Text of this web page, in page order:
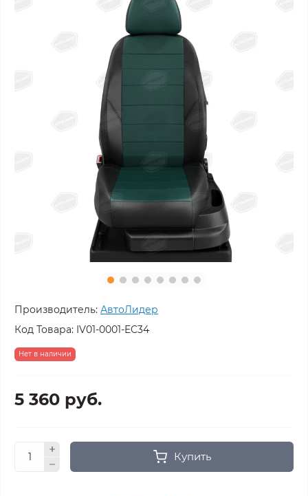
Производитель: АвтоЛидер
Код Товара: IV01-0001-EC34
Нет в наличии
5 360 руб.
Купить